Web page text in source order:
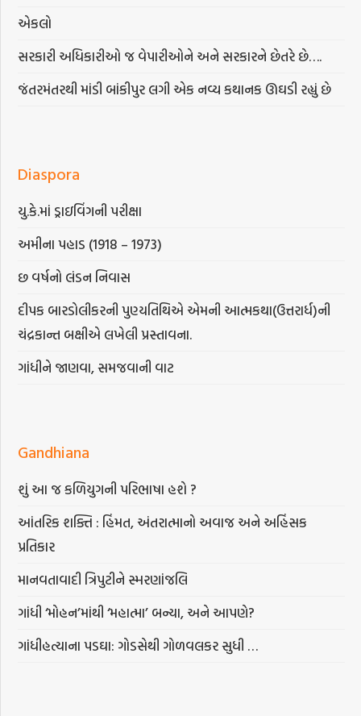
એકલો
સરકારી અધિકારીઓ જ વેપારીઓને અને સરકારને છેતરે છે….
જંતરમંતરથી માંડી બાંકીપુર લગી એક નવ્ય કથાનક ઊઘડી રહ્યું છે
Diaspora
યુ.કે.માં ડ્રાઇવિંગની પરીક્ષા
અમીના પહાડ (1918 – 1973)
છ વર્ષનો લંડન નિવાસ
દીપક બારડોલીકરની પુણ્યતિથિએ એમની આત્મકથા(ઉત્તરાર્ધ)ની
ચંદ્રકાન્ત બક્ષીએ લખેલી પ્રસ્તાવના.
ગાંધીને જાણવા, સમજવાની વાટ
Gandhiana
શું આ જ કળિયુગની પરિભાષા હશે ?
આંતરિક શક્તિ : હિંમત, અંતરાત્માનો અવાજ અને અહિંસક
પ્રતિકાર
માનવતાવાદી ત્રિપુટીને સ્મરણાંજલિ
ગાંધી ‘મોહન’માંથી ‘મહાત્મા’ બન્યા, અને આપણે?
ગાંધીહત્યાના પડઘા: ગોડસેથી ગોળવલકર સુધી …